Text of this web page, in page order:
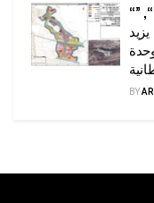
“حتى النصف الأول من العام 2026 “, ”
و 19 ألف وحدة
BY